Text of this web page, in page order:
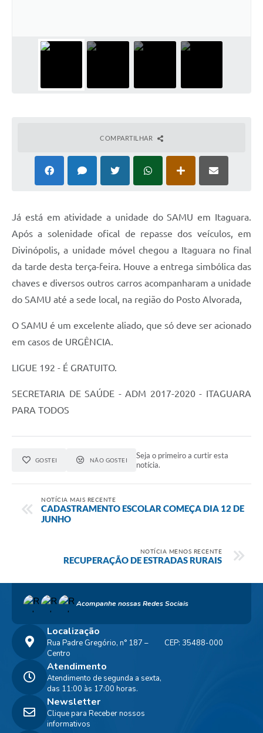
COMPARTILHAR
Já está em atividade a unidade do SAMU em Itaguara.
Após a solenidade ofical de repasse dos veículos, em
Divinópolis, a unidade móvel chegou a Itaguara no final
da tarde desta terça-feira. Houve a entrega simbólica das
chaves e diversos outros carros acompanharam a unidade
do SAMU até a sede local, na região do Posto Alvorada,
O SAMU é um excelente aliado, que só deve ser acionado
em casos de URGÊNCIA.
LIGUE 192 - É GRATUITO.
SECRETARIA DE SAÚDE - ADM 2017-2020 - ITAGUARA
PARA TODOS
GOSTEI NÃO GOSTEI
Seja o primeiro a curtir esta
notícia.
NOTÍCIA MAIS RECENTE
CADASTRAMENTO ESCOLAR COMEÇA DIA 12 DE
JUNHO
NOTÍCIA MENOS RECENTE
RECUPERAÇÃO DE ESTRADAS RURAIS
Acompanhe nossas Redes Sociais
Localização
Rua Padre Gregório, n° 187 –
Centro
CEP: 35488-000
Atendimento
Atendimento de segunda a sexta,
das 11:00 às 17:00 horas.
Newsletter
Clique para Receber nossos
informativos